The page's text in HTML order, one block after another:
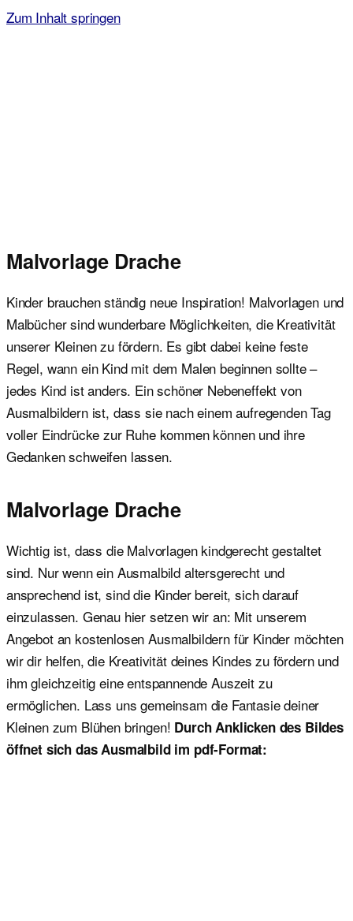
Zum Inhalt springen
Malvorlage Drache
Kinder brauchen ständig neue Inspiration! Malvorlagen und
Malbücher sind wunderbare Möglichkeiten, die Kreativität
unserer Kleinen zu fördern. Es gibt dabei keine feste
Regel, wann ein Kind mit dem Malen beginnen sollte –
jedes Kind ist anders. Ein schöner Nebeneffekt von
Ausmalbildern ist, dass sie nach einem aufregenden Tag
voller Eindrücke zur Ruhe kommen können und ihre
Gedanken schweifen lassen.
Malvorlage Drache
Wichtig ist, dass die Malvorlagen kindgerecht gestaltet
sind. Nur wenn ein Ausmalbild altersgerecht und
ansprechend ist, sind die Kinder bereit, sich darauf
einzulassen. Genau hier setzen wir an: Mit unserem
Angebot an kostenlosen Ausmalbildern für Kinder möchten
wir dir helfen, die Kreativität deines Kindes zu fördern und
ihm gleichzeitig eine entspannende Auszeit zu
ermöglichen. Lass uns gemeinsam die Fantasie deiner
Kleinen zum Blühen bringen! Durch Anklicken des Bildes
öffnet sich das Ausmalbild im pdf-Format: